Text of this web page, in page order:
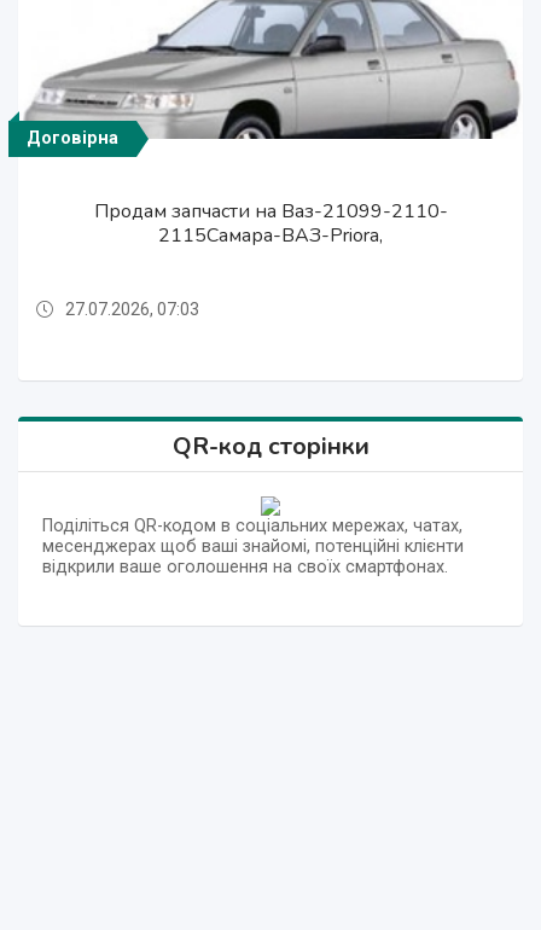
Договірна
Продам Ваз-21099-2110-2115Самара-ВАЗ-
Priora!
Договірна
Продам запчасти на Ваз-21099-2110-
2115Самара-ВАЗ-Priora,
Договірна
Продам Ваз-21099-2110-2115Самара-ВАЗ-
Priora!
Договірна
Продам запчасти на Ваз-21099-2110-
2115Самара-ВАЗ-Priora,
27.07.2026, 07:03
QR-код сторінки
Поділіться QR-кодом в соціальних мережах, чатах,
месенджерах щоб ваші знайомі, потенційні клієнти
відкрили ваше оголошення на своїх смартфонах.